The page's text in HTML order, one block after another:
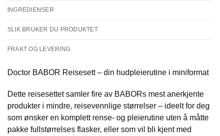
INGREDIENSER
SLIK BRUKER DU PRODUKTET
FRAKT OG LEVERING
Doctor BABOR Reisesett – din hudpleierutine i miniformat
Dette reisesettet samler fire av BABORs mest anerkjente
produkter i mindre, reisevennlige størrelser – ideelt for deg
som ønsker en komplett rense- og pleierutine uten å måtte
pakke fullstørrelses flasker, eller som vil bli kjent med